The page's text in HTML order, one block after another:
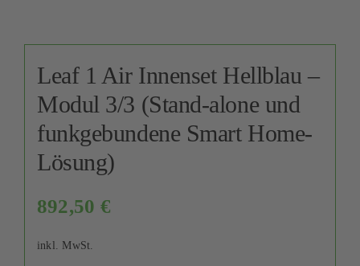
Leaf 1 Air Innenset Hellblau –
Modul 3/3 (Stand-alone und
funkgebundene Smart Home-
Lösung)
892,50 €
inkl. MwSt.